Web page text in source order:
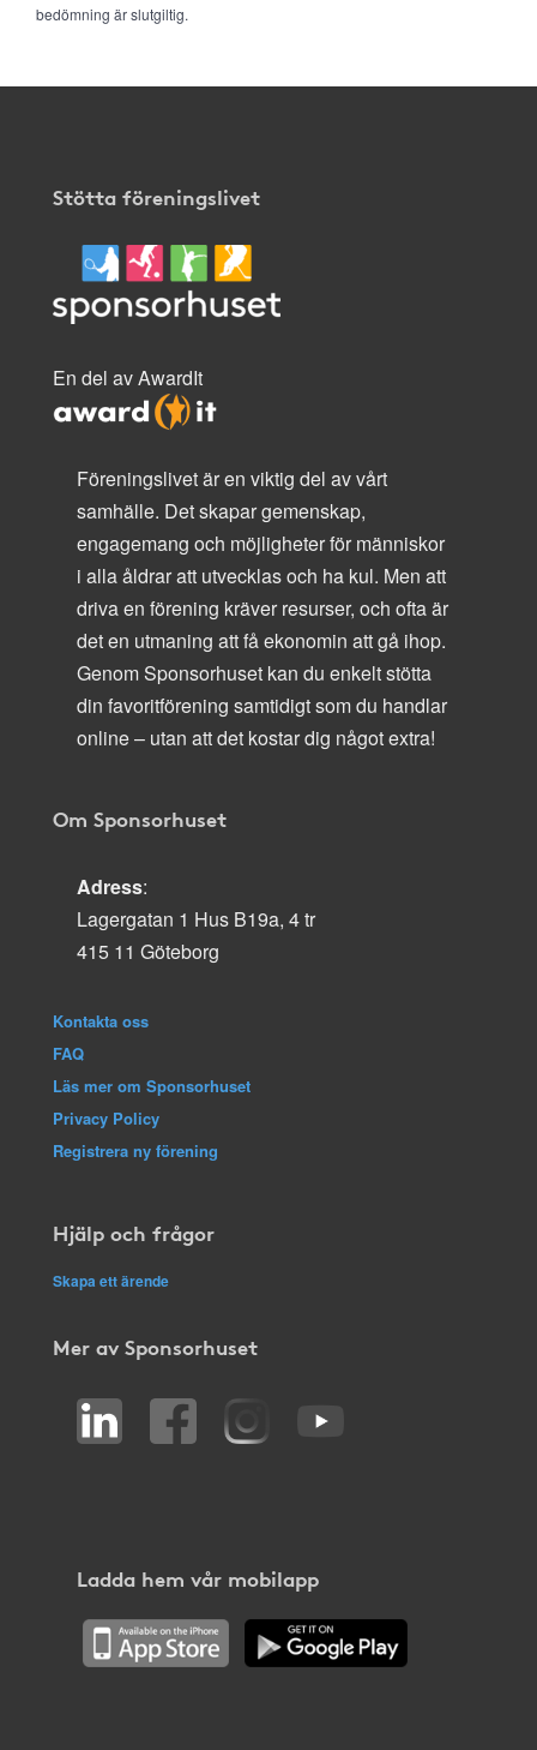
bedömning är slutgiltig.
Stötta föreningslivet
En del av AwardIt
Föreningslivet är en viktig del av vårt
samhälle. Det skapar gemenskap,
engagemang och möjligheter för människor
i alla åldrar att utvecklas och ha kul. Men att
driva en förening kräver resurser, och ofta är
det en utmaning att få ekonomin att gå ihop.
Genom Sponsorhuset kan du enkelt stötta
din favoritförening samtidigt som du handlar
online – utan att det kostar dig något extra!
Om Sponsorhuset
Adress:
Lagergatan 1 Hus B19a, 4 tr
415 11 Göteborg
Kontakta oss
FAQ
Läs mer om Sponsorhuset
Privacy Policy
Registrera ny förening
Hjälp och frågor
Skapa ett ärende
Mer av Sponsorhuset
Ladda hem vår mobilapp